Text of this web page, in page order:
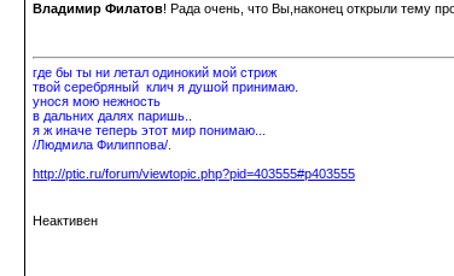
Владимир Филатов! Рада очень, что Вы,наконец открыли тему
где бы ты ни летал одинокий мой стриж
твой серебряный клич я душой принимаю.
унося мою нежность
в дальних далях паришь..
я ж иначе теперь этот мир понимаю...
/Людмила Филиппова/.
http://ptic.ru/forum/viewtopic.php?pid=403555#p403555
Неактивен